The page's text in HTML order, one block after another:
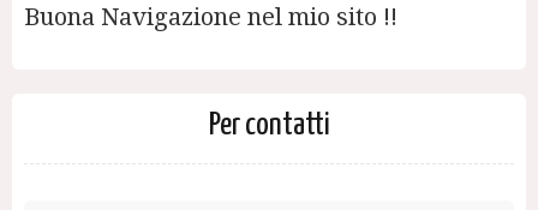
Buona Navigazione nel mio sito !!
Per contatti